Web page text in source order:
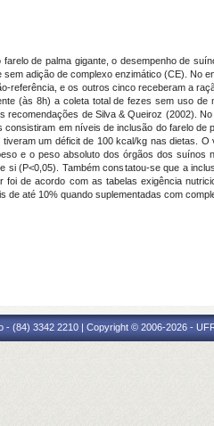
de palma gigante, o desempenho de
adição de complexo enzimático (CE). No
referência, e os outros cinco receberam a
(às 8h) a coleta total de fezes sem uso
de Silva & Queiroz (2002).
em níveis de inclusão do farelo de
um déficit de 100 kcal/kg nas dietas.
e o peso absoluto dos órgãos dos suínos
(P<0,05). Também constatou-se que a
de acordo com as tabelas exigência
até 10% quando suplementadas com
- (84) 3342 2210 | Copyright © 2006-2026 -